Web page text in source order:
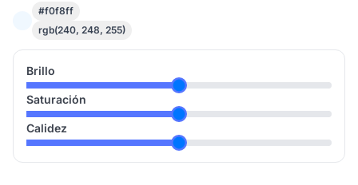
#f0f8ff
rgb(240, 248, 255)
Brillo
Saturación
Calidez